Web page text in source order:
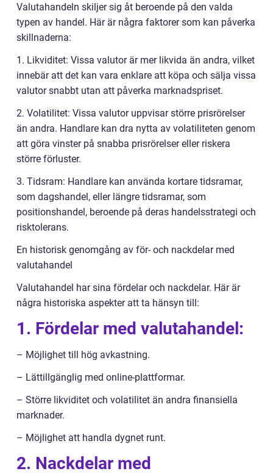
Valutahandeln skiljer sig åt beroende på den valda
typen av handel. Här är några faktorer som kan påverka
skillnaderna:
1. Likviditet: Vissa valutor är mer likvida än andra, vilket
innebär att det kan vara enklare att köpa och sälja vissa
valutor snabbt utan att påverka marknadspriset.
2. Volatilitet: Vissa valutor uppvisar större prisrörelser
än andra. Handlare kan dra nytta av volatiliteten genom
att göra vinster på snabba prisrörelser eller riskera
större förluster.
3. Tidsram: Handlare kan använda kortare tidsramar,
som dagshandel, eller längre tidsramar, som
positionshandel, beroende på deras handelsstrategi och
risktolerans.
En historisk genomgång av för- och nackdelar med
valutahandel
Valutahandel har sina fördelar och nackdelar. Här är
några historiska aspekter att ta hänsyn till:
1. Fördelar med valutahandel:
– Möjlighet till hög avkastning.
– Lättillgänglig med online-plattformar.
– Större likviditet och volatilitet än andra finansiella
marknader.
– Möjlighet att handla dygnet runt.
2. Nackdelar med